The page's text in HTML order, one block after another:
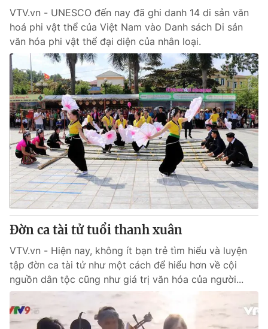
VTV.vn - UNESCO đến nay đã ghi danh 14 di sản văn
hoá phi vật thể của Việt Nam vào Danh sách Di sản
văn hóa phi vật thể đại diện của nhân loại.
Đờn ca tài tử tuổi thanh xuân
VTV.vn - Hiện nay, không ít bạn trẻ tìm hiểu và luyện
tập đờn ca tài tử như một cách để hiểu hơn về cội
nguồn dân tộc cũng như giá trị văn hóa của người...